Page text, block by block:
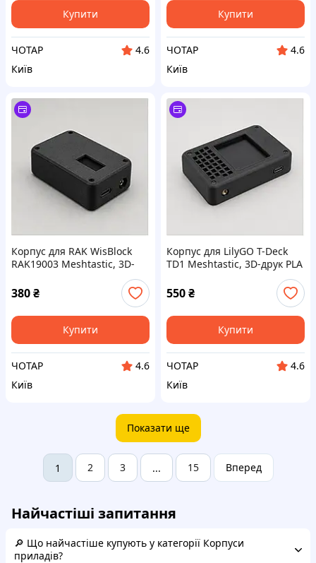
Купити
ЧОТАР
4.6
Київ
Купити
ЧОТАР
4.6
Київ
Корпус для RAK WisBlock
RAK19003 Meshtastic, 3D-
380₴
Купити
ЧОТАР
4.6
Київ
Корпус для LilyGO T-Deck
TD1 Meshtastic, 3D-друк PLA
550₴
Купити
ЧОТАР
4.6
Київ
Показати ще
1 2 3 ... 15 Вперед
Найчастіші запитання
🔎 Що найчастіше купують у категорії Корпуси
приладів?